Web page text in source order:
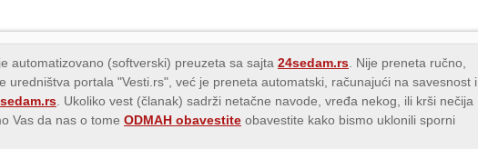
automatizovano (softverski) preuzeta sa sajta 24sedam.rs . Nije preneta ručno,
uredništva portala "Vesti.rs", već je preneta automatski, računajući na savesnost i
. Ukoliko vest (članak) sadrži netačne navode, vređa nekog, ili krši nečija
Vas da nas o tome ODMAH obavestite obavestite kako bismo uklonili sporni